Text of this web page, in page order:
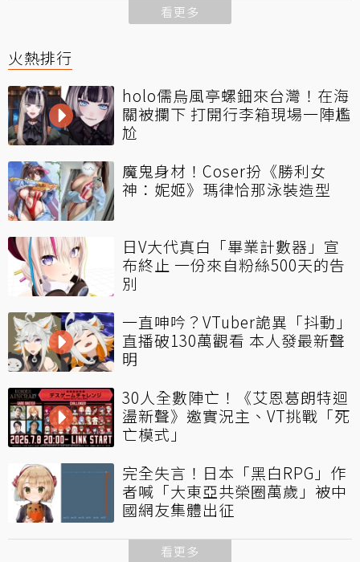
看更多
火熱排行
holo儒烏風亭螺鈿來台灣！在海
關被攔下 打開行李箱現場一陣尷
尬
魔鬼身材！Coser扮《勝利女
神：妮姬》瑪律恰那泳裝造型
日V大代真白「畢業計數器」宣
布終止 一份來自粉絲500天的告
別
一直呻吟？VTuber詭異「抖動」
直播破130萬觀看 本人發最新聲
明
30人全數陣亡！《艾恩葛朗特迴
盪新聲》邀實況主、VT挑戰「死
亡模式」
完全失言！日本「黑白RPG」作
者喊「大東亞共榮圈萬歲」被中
國網友集體出征
看更多